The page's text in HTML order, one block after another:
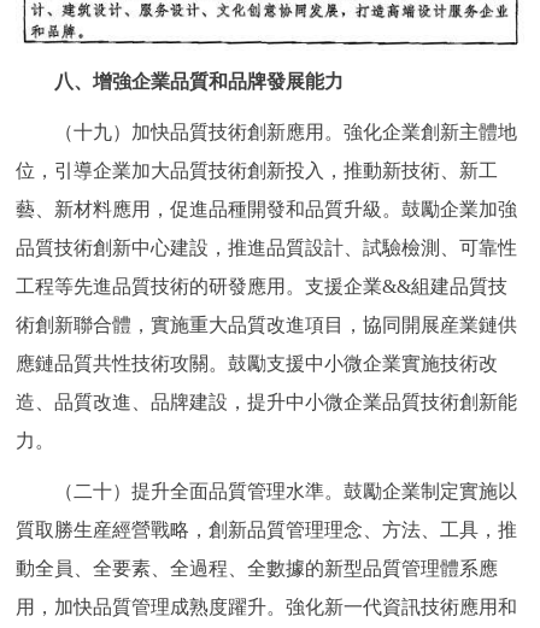
八、增強企業品質和品牌發展能力
（十九）加快品質技術創新應用。強化企業創新主體地
位，引導企業加大品質技術創新投入，推動新技術、新工
藝、新材料應用，促進品種開發和品質升級。鼓勵企業加強
品質技術創新中心建設，推進品質設計、試驗檢測、可靠性
工程等先進品質技術的研發應用。支援企業&&組建品質技
術創新聯合體，實施重大品質改進項目，協同開展産業鏈供
應鏈品質共性技術攻關。鼓勵支援中小微企業實施技術改
造、品質改進、品牌建設，提升中小微企業品質技術創新能
力。
（二十）提升全面品質管理水準。鼓勵企業制定實施以
質取勝生産經營戰略，創新品質管理理念、方法、工具，推
動全員、全要素、全過程、全數據的新型品質管理體系應
用，加快品質管理成熟度躍升。強化新一代資訊技術應用和